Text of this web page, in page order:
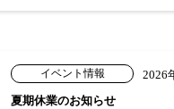
イベント情報
2026
夏期休業のお知らせ